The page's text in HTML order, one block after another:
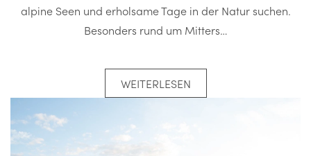
alpine Seen und erholsame Tage in der Natur suchen.
Besonders rund um Mitters…
WEITERLESEN